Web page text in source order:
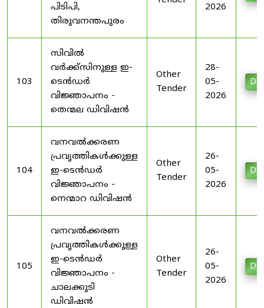
പിടിപി,
തിരുവനന്തപുരം
2026
103
സിവിൽ
വർക്ക്സിനുള്ള ഇ-
ടെൻഡർ
വിജ്ഞാപനം -
തെന്മല ഡിവിഷൻ
Other
Tender
28-
05-
2026
104
വനവൽക്കരണ
പ്രവൃത്തികൾക്കുള്ള
ഇ-ടെൻഡർ
വിജ്ഞാപനം -
നെന്മാറ ഡിവിഷൻ
Other
Tender
26-
05-
2026
105
വനവൽക്കരണ
പ്രവൃത്തികൾക്കുള്ള
ഇ-ടെൻഡർ
വിജ്ഞാപനം -
ചാലക്കുടി
ഡിവിഷൻ
Other
Tender
26-
05-
2026